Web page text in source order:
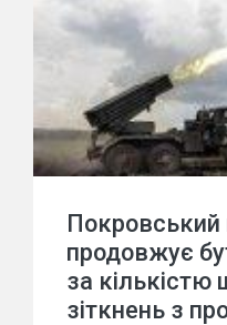
продовжує
за кількістю
зіткнень з